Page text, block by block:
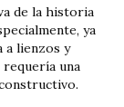
de la historia
ya
a lienzos y
requería una